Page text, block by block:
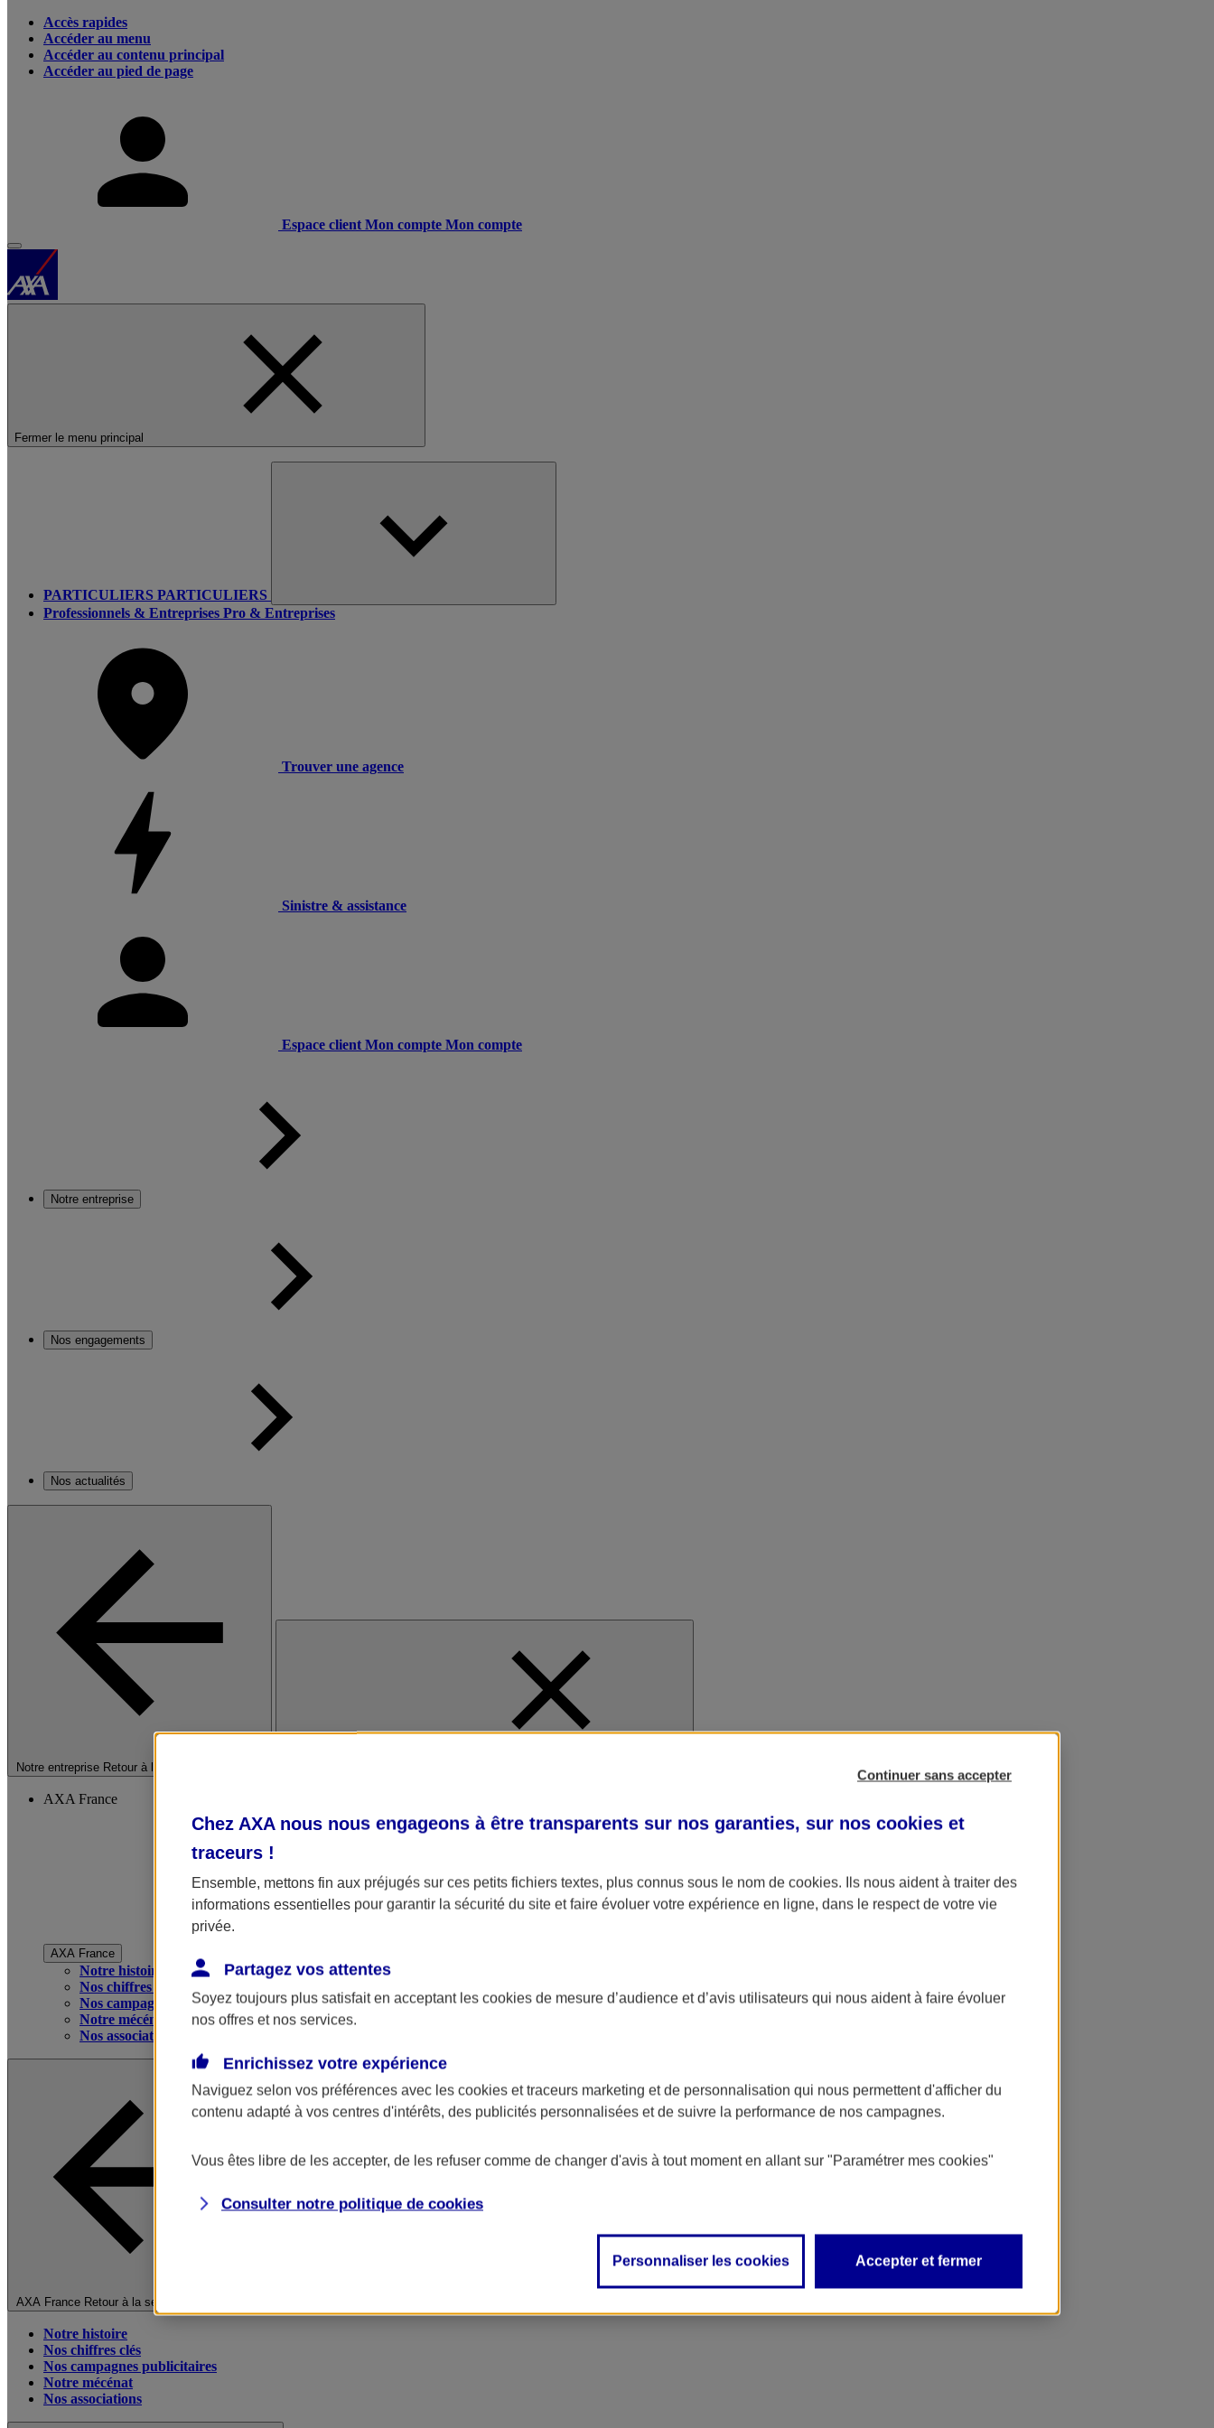
Accès rapides
Accéder au menu
Accéder au contenu principal
Accéder au pied de page
Espace client Mon compte Mon compte
Fermer le menu principal
PARTICULIERS PARTICULIERS
Professionnels & Entreprises Pro & Entreprises
Trouver une agence
Sinistre & assistance
Espace client Mon compte Mon compte
Notre entreprise
Nos engagements
Nos actualités
Notre entreprise Retour à la section précédente
AXA France
AXA France
Notre histoire
Nos chiffres clés
Nos campagnes publicitaires
Notre mécénat
Nos associations
AXA France Retour à la section précédente
Notre histoire
Nos chiffres clés
Nos campagnes publicitaires
Notre mécénat
Nos associations
Continuer sans accepter
Chez AXA nous nous engageons à être transparents sur nos garanties, sur nos cookies et
traceurs !
Ensemble, mettons fin aux préjugés sur ces petits fichiers textes, plus connus sous le nom de cookies. Ils nous aident à traiter des
informations essentielles pour garantir la sécurité du site et faire évoluer votre expérience en ligne, dans le respect de votre vie
privée.
Partagez vos attentes
Soyez toujours plus satisfait en acceptant les cookies de mesure d’audience et d’avis utilisateurs qui nous aident à faire évoluer
nos offres et nos services.
Enrichissez votre expérience
Naviguez selon vos préférences avec les cookies et traceurs marketing et de personnalisation qui nous permettent d'afficher du
contenu adapté à vos centres d'intérêts, des publicités personnalisées et de suivre la performance de nos campagnes.
Vous êtes libre de les accepter, de les refuser comme de changer d'avis à tout moment en allant sur "Paramétrer mes cookies"
Consulter notre politique de cookies
Personnaliser les cookies Accepter et fermer